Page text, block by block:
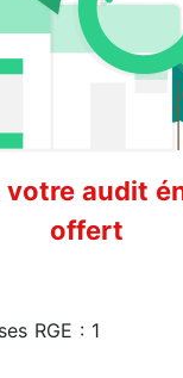
votre audit
offert
RGE : 1